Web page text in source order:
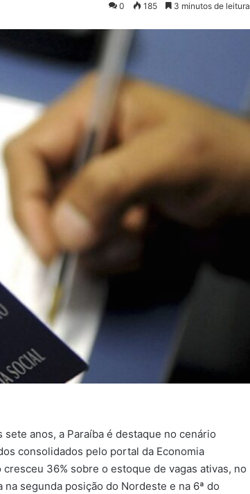
0 185 3 minutos de leitura
anos, a Paraíba é destaque no cenário
consolidados pelo portal da Economia
36% sobre o estoque de vagas ativas, no
segunda posição do Nordeste e na 6ª do